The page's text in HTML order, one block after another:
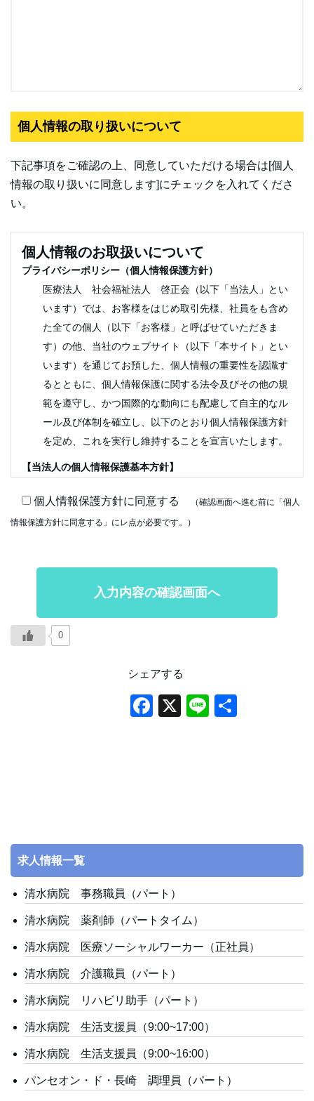
個人情報の取り扱いについて
下記事項をご確認の上、同意していただける場合は[個人
情報の取り扱いに同意します]にチェックを入れてくださ
い。
個人情報のお取扱いについて
プライバシーポリシー（個人情報保護方針）
医療法人 社会福祉法人 啓正会（以下「当法人」とい
います）では、お客様をはじめ取引先様、社員をも含め
た全ての個人（以下「お客様」と呼ばせていただきま
す）の他、当社のウェブサイト（以下「本サイト」とい
います）を通じてお預した、個人情報の重要性を認識す
るとともに、個人情報保護に関する法令及びその他の規
範を遵守し、かつ国際的な動向にも配慮して自主的なル
ール及び体制を確立し、以下のとおり個人情報保護方針
を定め、これを実行し維持することを宣言いたします。
【当法人の個人情報保護基本方針】
情報を適切に利用し保護することが、当法人の事業活動
の基本であると共に、当法人の社会的責任であると考
【利用目的の明確化】
のお問合せやご依頼内容に対応させていただく目的での
み使用いたします。
【第三者への提供の制限】
の責任を果たすためならびにその他正当な理由のあると
お客様がご自身の個人情報について、開示や訂正、追加
又は削除を希望される場合には、お客様の個人情報を開
示いただいた担当者にご連絡ください。すみやかに対応
させていただきます。
個人情報保護方針に同意する （確認画面へ進む前に「個人
情報保護方針に同意する」にレ点が必要です。）
0
シェアする
F
o
X
Li
求人情報一覧
清水病院 事務職員（パート）
清水病院 薬剤師（パートタイム）
清水病院 医療ソーシャルワーカー（正社員）
清水病院 介護職員（パート）
清水病院 リハビリ助手（パート）
清水病院 生活支援員（9:00~17:00）
清水病院 生活支援員（9:00~16:00）
パンセオン・ド・長崎 調理員（パート）